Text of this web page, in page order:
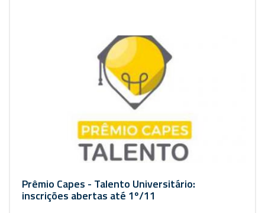
Prêmio Capes - Talento Universitário:
inscrições abertas até 1º/11